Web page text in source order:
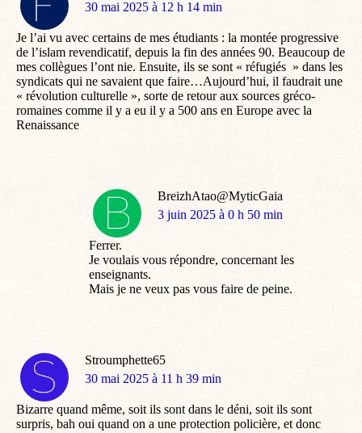
dit
30 mai 2025 à 12 h 14 min
Je l’ai vu avec certains de mes étudiants : la montée progressive
de l’islam revendicatif, depuis la fin des années 90. Beaucoup de
mes collègues l’ont nie. Ensuite, ils se sont « réfugiés » dans les
syndicats qui ne savaient que faire…Aujourd’hui, il faudrait une
« révolution culturelle », sorte de retour aux sources gréco-
romaines comme il y a eu il y a 500 ans en Europe avec la
Renaissance
BreizhAtao@MyticGaia
dit
3 juin 2025 à 0 h 50 min
Ferrer.
Je voulais vous répondre, concernant les
enseignants.
Mais je ne veux pas vous faire de peine.
Stroumphette65
dit
30 mai 2025 à 11 h 39 min
Bizarre quand même, soit ils sont dans le déni, soit ils sont
surpris, bah oui quand on a une protection policière, et donc